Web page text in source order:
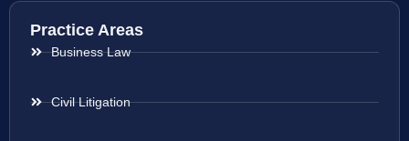
Practice Areas
Business Law
Civil Litigation